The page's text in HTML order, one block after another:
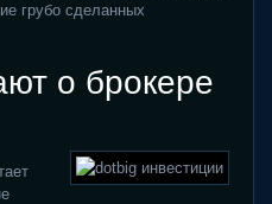
грубо сделанных
о брокере